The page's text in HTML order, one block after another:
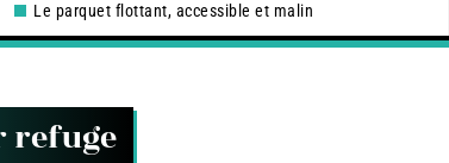
Le parquet flottant, accessible et malin
refuge